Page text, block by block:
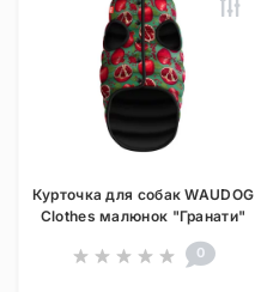
Курточка для собак WAUDOG
Clothes малюнок "Гранати"
0